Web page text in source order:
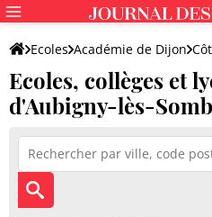
Ecoles Académie de Dijon
Ecoles, collèges et
d'Aubigny-lès-